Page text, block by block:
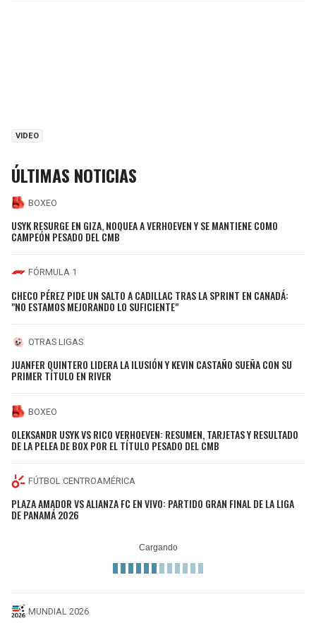
VIDEO
ÚLTIMAS NOTICIAS
BOXEO
USYK RESURGE EN GIZA, NOQUEA A VERHOEVEN Y SE MANTIENE COMO
CAMPEÓN PESADO DEL CMB
FÓRMULA 1
CHECO PÉREZ PIDE UN SALTO A CADILLAC TRAS LA SPRINT EN CANADÁ:
"NO ESTAMOS MEJORANDO LO SUFICIENTE"
OTRAS LIGAS
JUANFER QUINTERO LIDERA LA ILUSIÓN Y KEVIN CASTAÑO SUEÑA CON SU
PRIMER TÍTULO EN RIVER
BOXEO
OLEKSANDR USYK VS RICO VERHOEVEN: RESUMEN, TARJETAS Y RESULTADO
DE LA PELEA DE BOX POR EL TÍTULO PESADO DEL CMB
FÚTBOL CENTROAMÉRICA
PLAZA AMADOR VS ALIANZA FC EN VIVO: PARTIDO GRAN FINAL DE LA LIGA
DE PANAMÁ 2026
MUNDIAL 2026